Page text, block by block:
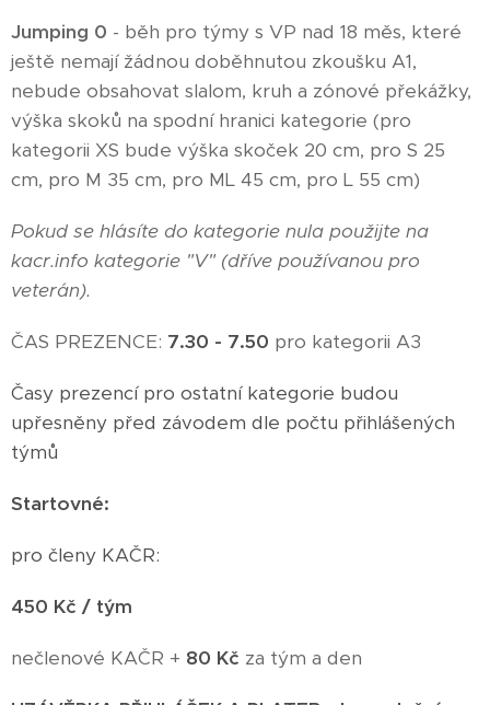
Jumping 0 - běh pro týmy s VP nad 18 měs, které
ještě nemají žádnou doběhnutou zkoušku A1,
nebude obsahovat slalom, kruh a zónové překážky,
výška skoků na spodní hranici kategorie (pro
kategorii XS bude výška skoček 20 cm, pro S 25
cm, pro M 35 cm, pro ML 45 cm, pro L 55 cm)
Pokud se hlásíte do kategorie nula použijte na
kacr.info kategorie "V" (dříve používanou pro
veterán).
ČAS PREZENCE: 7.30 - 7.50 pro kategorii A3
Časy prezencí pro ostatní kategorie budou
upřesněny před závodem dle počtu přihlášených
týmů
Startovné:
pro členy KAČR:
450 Kč / tým
nečlenové KAČR + 80 Kč za tým a den